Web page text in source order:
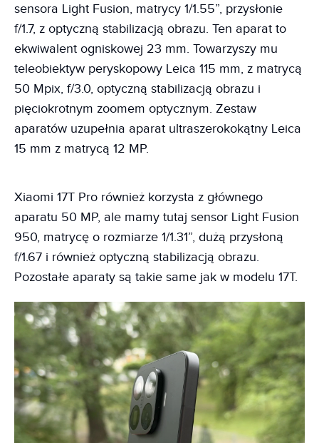
sensora Light Fusion, matrycy 1/1.55”, przysłonie
f/1.7, z optyczną stabilizacją obrazu. Ten aparat to
ekwiwalent ogniskowej 23 mm. Towarzyszy mu
teleobiektyw peryskopowy Leica 115 mm, z matrycą
50 Mpix, f/3.0, optyczną stabilizacją obrazu i
pięciokrotnym zoomem optycznym. Zestaw
aparatów uzupełnia aparat ultraszerokokątny Leica
15 mm z matrycą 12 MP.
Xiaomi 17T Pro również korzysta z głównego
aparatu 50 MP, ale mamy tutaj sensor Light Fusion
950, matrycę o rozmiarze 1/1.31”, dużą przysłoną
f/1.67 i również optyczną stabilizacją obrazu.
Pozostałe aparaty są takie same jak w modelu 17T.